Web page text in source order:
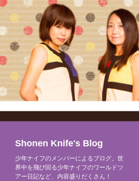
Shonen Knife's Blog
少年ナイフのメンバーによるブログ。世
界中を飛び回る少年ナイフのワールドツ
アー日記など、内容盛りだくさん！